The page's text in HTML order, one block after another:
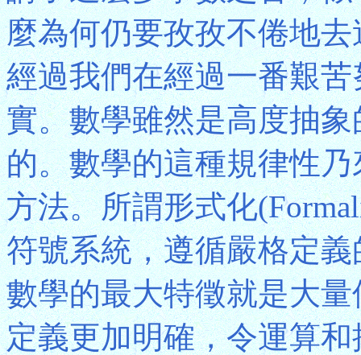
麼為何仍要孜孜不倦地
經過我們在經過一番艱
實。數學雖然是高度抽
的。數學的這種規律性
方法。所謂形式化
符號系統，遵循嚴格定
數學的最大特徵就是大
定義更加明確，令運算